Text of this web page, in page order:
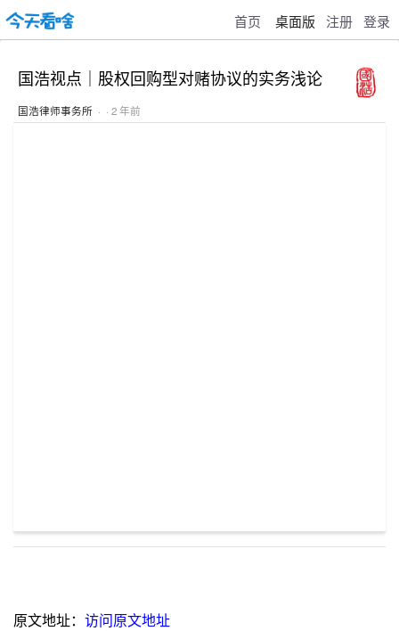
首页 桌面版 注册 登录
国浩视点｜股权回购型对赌协议的实务浅论
国浩律师事务所 · · 2 年前
原文地址： 访问原文地址